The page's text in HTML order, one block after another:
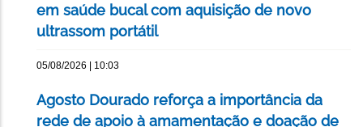
em saúde bucal com aquisição de novo
ultrassom portátil
05/08/2026 | 10:03
Agosto Dourado reforça a importância da
rede de apoio à amamentação e doação de